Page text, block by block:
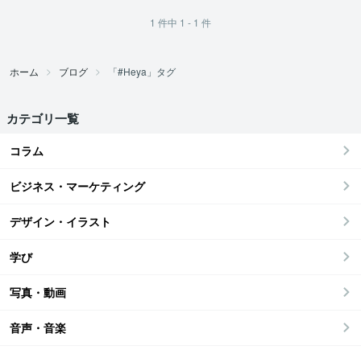
1 件中 1 - 1 件
ホーム ブログ 「#Heya」タグ
カテゴリ一覧
コラム
ビジネス・マーケティング
デザイン・イラスト
学び
写真・動画
音声・音楽